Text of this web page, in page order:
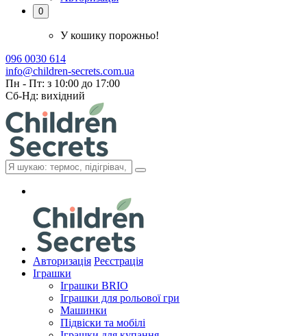
0
У кошику порожньо!
096 0030 614
info@children-secrets.com.ua
Пн - Пт: з 10:00 до 17:00
Сб-Нд: вихідний
Авторизація Реєстрація
Іграшки
Іграшки BRIO
Іграшки для рольової гри
Машинки
Підвіски та мобілі